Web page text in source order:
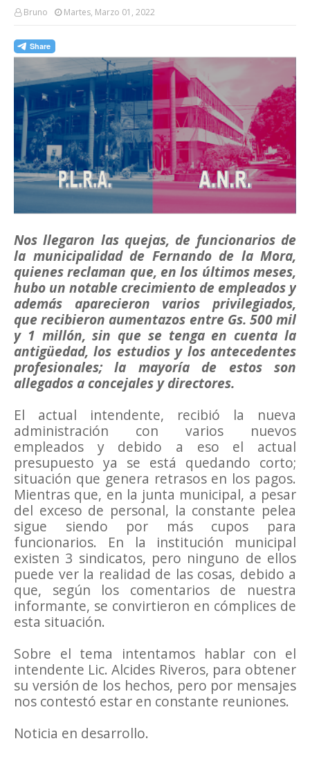
Bruno Martes, Marzo 01, 2022
Nos llegaron las quejas, de funcionarios de
la municipalidad de Fernando de la Mora,
quienes reclaman que, en los últimos meses,
hubo un notable crecimiento de empleados y
además aparecieron varios privilegiados,
que recibieron aumentazos entre Gs. 500 mil
y 1 millón, sin que se tenga en cuenta la
antigüedad, los estudios y los antecedentes
profesionales; la mayoría de estos son
allegados a concejales y directores.
El actual intendente, recibió la nueva
administración con varios nuevos
empleados y debido a eso el actual
presupuesto ya se está quedando corto;
situación que genera retrasos en los pagos.
Mientras que, en la junta municipal, a pesar
del exceso de personal, la constante pelea
sigue siendo por más cupos para
funcionarios. En la institución municipal
existen 3 sindicatos, pero ninguno de ellos
puede ver la realidad de las cosas, debido a
que, según los comentarios de nuestra
informante, se convirtieron en cómplices de
esta situación.
Sobre el tema intentamos hablar con el
intendente Lic. Alcides Riveros, para obtener
su versión de los hechos, pero por mensajes
nos contestó estar en constante reuniones.
Noticia en desarrollo.